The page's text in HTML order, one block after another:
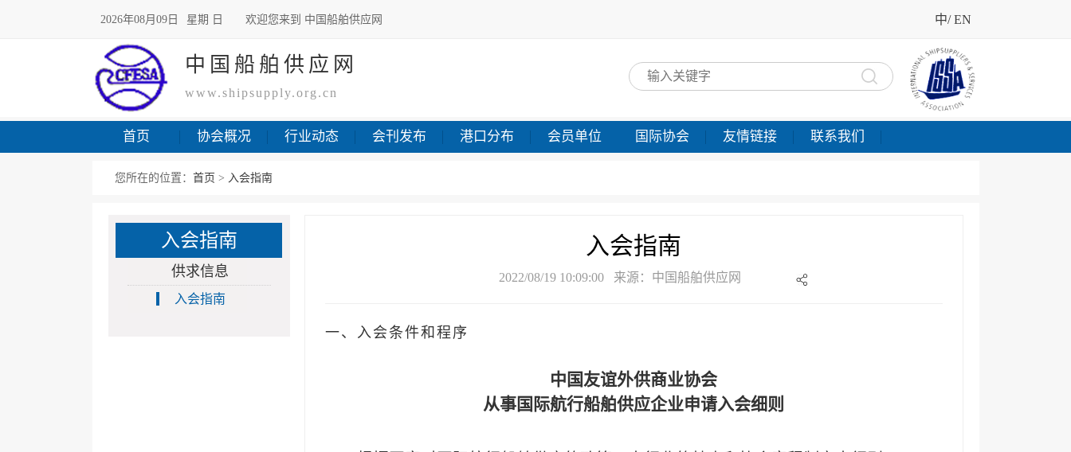
2026年08月09日 星期 日 欢迎您来到 中国船舶供应网 中/EN
中国船舶供应网
www.shipsupply.org.cn
首页 协会概况 行业动态 会刊发布 港口分布 会员单位 国际协会 友情链接 联系我们
您所在的位置： 首页 > 入会指南
入会指南
供求信息
入会指南
入会指南
2022/08/19 10:09:00 来源：中国船舶供应网
一、入会条件和程序
中国友谊外供商业协会
从事国际航行船舶供应企业申请入会细则